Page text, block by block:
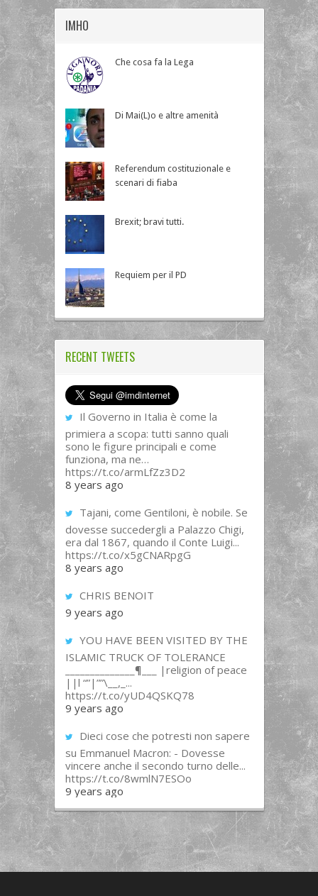
IMHO
Che cosa fa la Lega
Di Mai(L)o e altre amenità
Referendum costituzionale e
scenari di fiaba
Brexit; bravi tutti.
Requiem per il PD
RECENT TWEETS
Il Governo in Italia è come la
primiera a scopa: tutti sanno quali
sono le figure principali e come
funziona, ma ne…
https://t.co/armLfZz3D2
8 years ago
Tajani, come Gentiloni, è nobile. Se
dovesse succedergli a Palazzo Chigi,
era dal 1867, quando il Conte Luigi...
https://t.co/x5gCNARpgG
8 years ago
CHRIS BENOIT
9 years ago
YOU HAVE BEEN VISITED BY THE
ISLAMIC TRUCK OF TOLERANCE
______________¶___ |religion of peace
||l “”|””\__,_...
https://t.co/yUD4QSKQ78
9 years ago
Dieci cose che potresti non sapere
su Emmanuel Macron: - Dovesse
vincere anche il secondo turno delle...
https://t.co/8wmlN7ESOo
9 years ago